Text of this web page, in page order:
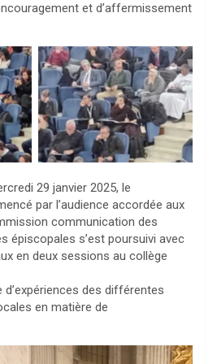
et d’affermissement
Aucune légende
29 janvier 2025, le
par l’audience accordée aux
communication des
épiscopales s’est poursuivi avec
en deux sessions au collège
d’expériences des différentes
en matière de